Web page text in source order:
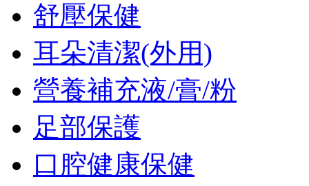
舒壓保健
耳朵清潔(外用)
營養補充液/膏/粉
足部保護
口腔健康保健